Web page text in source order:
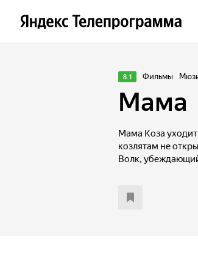
8.1 Фильмы
Мама
Мама Коза уходит
козлятам не
Волк, убеждающий